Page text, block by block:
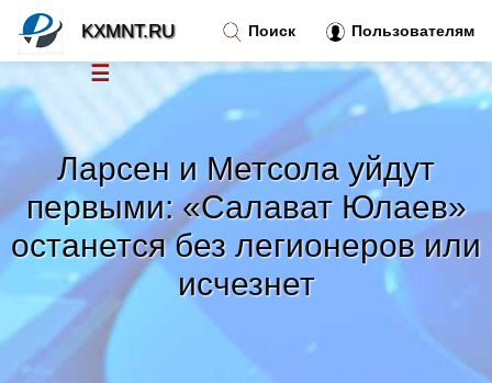
Ларсен и Метсола уйдут
первыми: «Салават Юлаев»
останется без легионеров или
исчезнет
Поиск Пользователям
KXMNT.RU
☰
Тренды новостей »
Рубрики»
Правила »